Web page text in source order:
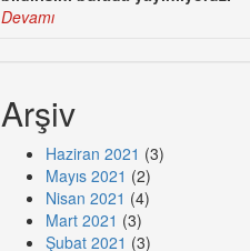
Devamı
Arşiv
Haziran 2021 (3)
Mayıs 2021 (2)
Nisan 2021 (4)
Mart 2021 (3)
Şubat 2021 (3)